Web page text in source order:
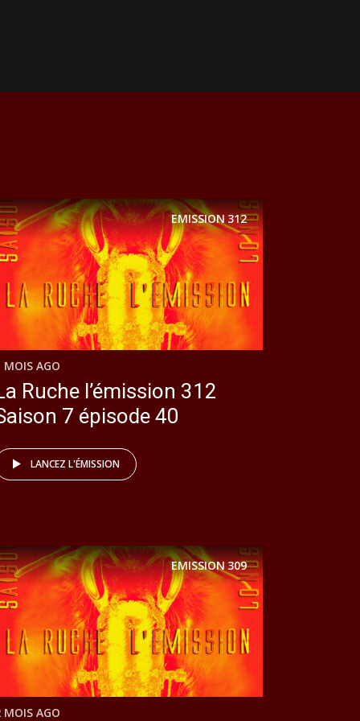
EMISSION312
MOIS AGO
Ruche l’émission 312
7 épisode 40
LANCEZ L'ÉMISSION
EMISSION309
MOIS AGO